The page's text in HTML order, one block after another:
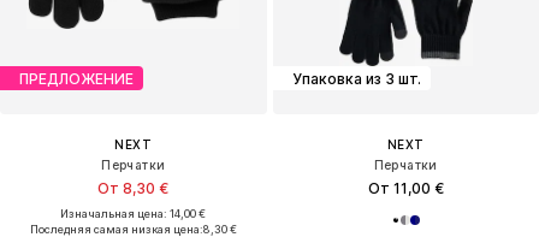
ПРЕДЛОЖЕНИЕ
NEXT
Перчатки
От 8,30 €
Изначальная цена: 14,00 €
Последняя самая низкая цена:8,30 €
Упаковка из 3 шт.
NEXT
Перчатки
От 11,00 €